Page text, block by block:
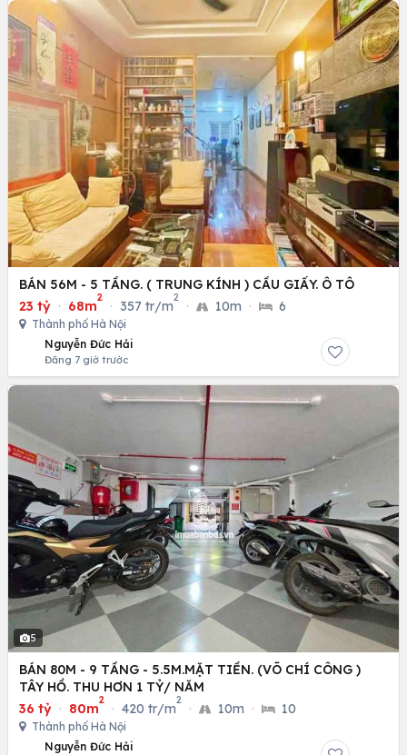
BÁN 56M - 5 TẦNG. ( TRUNG KÍNH ) CẦU GIẤY. Ô TÔ
23 tỷ · 68m
2
· 357 tr/m
2
· 10m · 6
Thành phố Hà Nội
Nguyễn Đức Hải
Đăng 7 giờ trước
5
BÁN 80M - 9 TẦNG - 5.5M.MẶT TIỀN. (VÕ CHÍ CÔNG )
TÂY HỒ. THU HƠN 1 TỶ/ NĂM
36 tỷ · 80m
2
· 420 tr/m
2
· 10m · 10
Thành phố Hà Nội
Nguyễn Đức Hải